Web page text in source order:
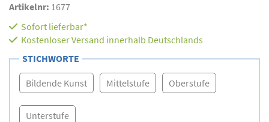
Artikelnr: 1677
Sofort lieferbar*
Kostenloser Versand innerhalb Deutschlands
STICHWORTE
Bildende Kunst Mittelstufe Oberstufe
Unterstufe